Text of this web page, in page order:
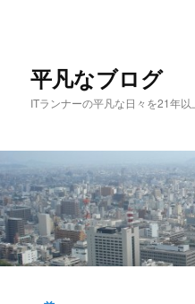
移
動
平凡なブログ
ITランナーの平凡な日々を21年